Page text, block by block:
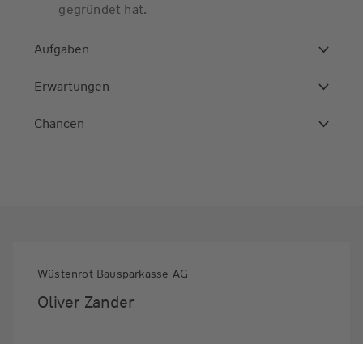
gegründet hat.
Aufgaben
Erwartungen
Chancen
Wüstenrot Bausparkasse AG
Oliver Zander